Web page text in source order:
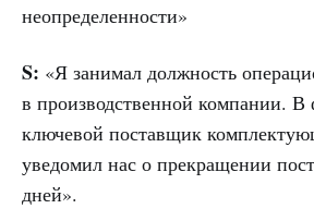
неопределенности»
S: «Я занимал должность
в производственной компании. В
ключевой поставщик
уведомил нас о прекращении
дней».